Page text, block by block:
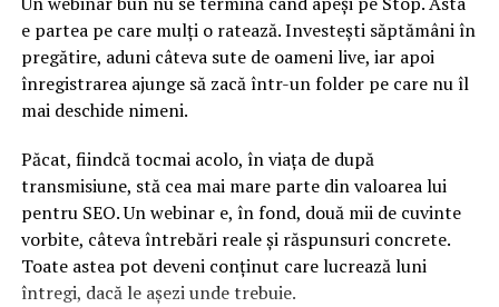
NU RATATI
Ştefan Ioniţă (CNAIR): Mi-am propus să promovez toate
proiectele de care România are nevoie
e partea pe care mulți o ratează. Investești săptămâni în
pregătire, aduni câteva sute de oameni live, iar apoi
înregistrarea ajunge să zacă într-un folder pe care nu îl
mai deschide nimeni.
Păcat, fiindcă tocmai acolo, în viața de după
transmisiune, stă cea mai mare parte din valoarea lui
pentru SEO. Un webinar e, în fond, două mii de cuvinte
vorbite, câteva întrebări reale și răspunsuri concrete.
Toate astea pot deveni conținut care lucrează luni
întregi, dacă le așezi unde trebuie.